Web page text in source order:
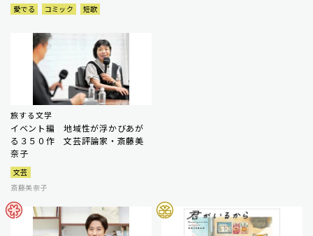
愛でる コミック 短歌
旅する文学
イベント編 地域性が浮かびあが
る３５０作 文芸評論家・斎藤美
奈子
文芸
斎藤美奈子